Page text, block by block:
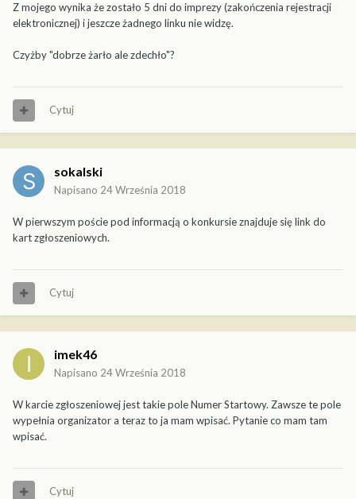
Z mojego wynika że zostało 5 dni do imprezy (zakończenia rejestracji
elektronicznej) i jeszcze żadnego linku nie widzę.
Czyżby "dobrze żarło ale zdechło"?
Cytuj
sokalski
Napisano 24 Września 2018
W pierwszym poście pod informacją o konkursie znajduje się link do
kart zgłoszeniowych.
Cytuj
imek46
Napisano 24 Września 2018
W karcie zgłoszeniowej jest takie pole Numer Startowy. Zawsze te pole
wypełnia organizator a teraz to ja mam wpisać. Pytanie co mam tam
wpisać.
Cytuj